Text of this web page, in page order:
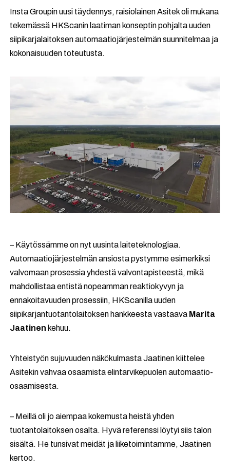
Insta Groupin uusi täydennys, raisiolainen Asitek oli mukana
tekemässä HKScanin laatiman konseptin pohjalta uuden
siipikarjalaitoksen automaatiojärjestelmän suunnitelmaa ja
kokonaisuuden toteutusta.
– Käytössämme on nyt uusinta laiteteknologiaa.
Automaatiojärjestelmän ansiosta pystymme esimerkiksi
valvomaan prosessia yhdestä valvontapisteestä, mikä
mahdollistaa entistä nopeamman reaktiokyvyn ja
ennakoitavuuden prosessiin, HKScanilla uuden
siipikarjantuotantolaitoksen hankkeesta vastaava Marita
Jaatinen kehuu.
Yhteistyön sujuvuuden näkökulmasta Jaatinen kiittelee
Asitekin vahvaa osaamista elintarvikepuolen automaatio-
osaamisesta.
– Meillä oli jo aiempaa kokemusta heistä yhden
tuotantolaitoksen osalta. Hyvä referenssi löytyi siis talon
sisältä. He tunsivat meidät ja liiketoimintamme, Jaatinen
kertoo.